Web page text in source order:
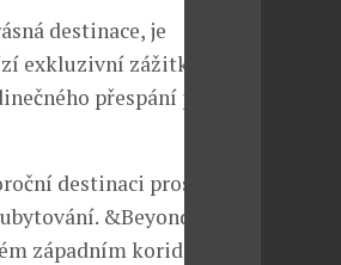
destinace, je
exkluzivní zážitky z
přespání pod
destinaci proslulé
&Beyond
západním koridoru,